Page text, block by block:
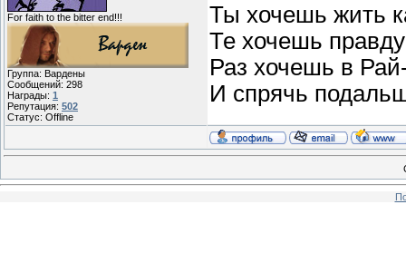
For faith to the bitter end!!!
Группа: Вардены
Сообщений: 298
Награды: 1
Репутация: 502
Статус: Offline
Ты хочешь жить
Те хочешь правду
Раз хочешь в
И спрячь